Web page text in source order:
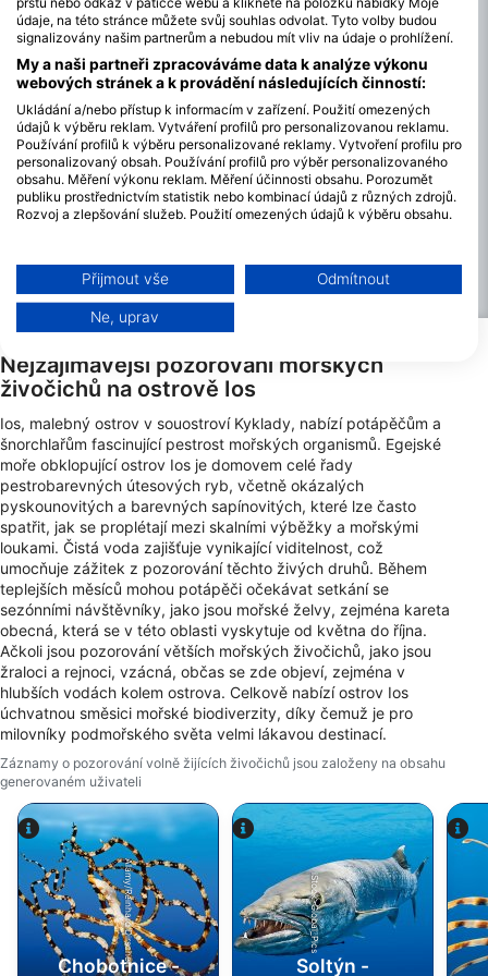
Ios, klenot Kyklad, nabízí potápěčům celoroční podmínky s
určitými sezónními výkyvy. Od června do září se teplota vody
pohybuje od 22 °C do 25 °C/72°F do 77°F, což poskytuje teplé
a příjemné podmínky pro potápění. V těchto měsících je
obvykle vynikající viditelnost, která často přesahuje 30
metrů/98 stop, což potápěčům umožňuje plně si vychutnat
bohaté mořské organismy a podmořskou krajinu. Od října do
května klesá teplota vody na 16°C až 20°C/61°F až 68°F, což
může vyžadovat silnější neopreny. Potápění je sice možné po
celý rok, ale větry Meltemi v červenci a srpnu mohou někdy
podmínky pro potápění jsou od konce jara do začátku
podzimu, kdy je moře klidnější. Podle toho si naplánujte, abyste
si potápění na tomto krásném ostrově maximálně užili.
Nejzajímavější pozorování mořských
živočichů na ostrově Ios
Ios, malebný ostrov v souostroví Kyklady, nabízí potápěčům a
šnorchlařům fascinující pestrost mořských organismů. Egejské
moře obklopující ostrov Ios je domovem celé řady
pestrobarevných útesových ryb, včetně okázalých
pyskounovitých a barevných sapínovitých, které lze často
spatřit, jak se proplétají mezi skalními výběžky a mořskými
loukami. Čistá voda zajišťuje vynikající viditelnost, což
umocňuje zážitek z pozorování těchto živých druhů. Během
teplejších měsíců mohou potápěči očekávat setkání se
sezónními návštěvníky, jako jsou mořské želvy, zejména kareta
obecná, která se v této oblasti vyskytuje od května do října.
Ačkoli jsou pozorování větších mořských živočichů, jako jsou
žraloci a rejnoci, vzácná, občas se zde objeví, zejména v
hlubších vodách kolem ostrova. Celkově nabízí ostrov Ios
úchvatnou směsici mořské biodiverzity, díky čemuž je pro
milovníky podmořského světa velmi lákavou destinací.
Záznamy o pozorování volně žijících živočichů jsou založeny na obsahu
generovaném uživateli
Alamy/Reinhard Dirscherl
Chobotnice -
iStock-Global_Pics
Soltýn -
údaje, na této stránce můžete svůj souhlas odvolat. Tyto volby budou
signalizovány našim partnerům a nebudou mít vliv na údaje o prohlížení.
My a naši partneři zpracováváme data k analýze výkonu
webových stránek a k provádění následujících činností:
Ukládání a/nebo přístup k informacím v zařízení. Použití omezených
údajů k výběru reklam. Vytváření profilů pro personalizovanou reklamu.
Používání profilů k výběru personalizované reklamy. Vytvoření profilu pro
personalizovaný obsah. Používání profilů pro výběr personalizovaného
obsahu. Měření výkonu reklam. Měření účinnosti obsahu. Porozumět
publiku prostřednictvím statistik nebo kombinací údajů z různých zdrojů.
Rozvoj a zlepšování služeb. Použití omezených údajů k výběru obsahu.
Data mohou být sdílena mimo Evropskou unii a odesílána do USA.
Váš souhlas a zásady používání cookie se vztahují pouze na tento
web/aplikaci.
Vaše údaje používáme pro následující účely:
Účely zpracování IAB:
Ukládání a/nebo přístup k informacím v
zařízení
Použití omezených údajů k výběru reklam
Vytváření profilů pro personalizovanou
reklamu
Používání profilů k výběru personalizované
reklamy
Vytváření profilů pro personalizovaný obsah
Používání profilů pro výběr
personalizovaného obsahu
Měření výkonu reklam
Měření výkonu obsahu
Porozumění publiku prostřednictvím
statistik nebo kombinací údajů z různých
zdrojů
Rozvoj a zlepšování služeb
Přijmout vše Odmítnout
Ne, uprav